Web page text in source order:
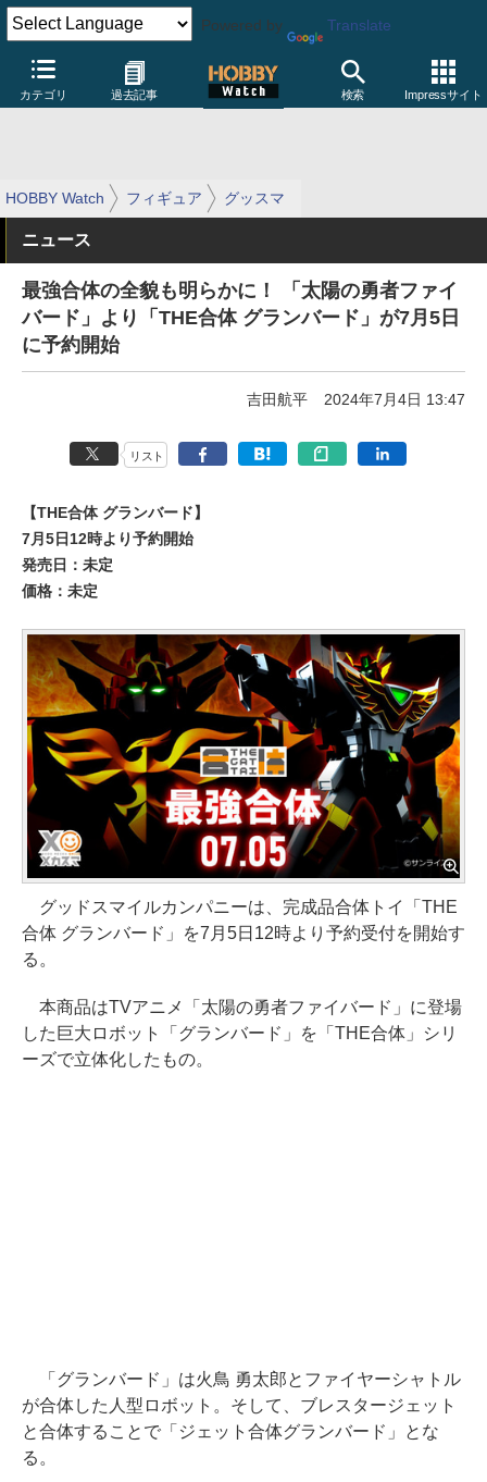
Powered by Translate
カテゴリ 過去記事 検索 Impressサイト
HOBBY Watch フィギュア グッスマ
ニュース
最強合体の全貌も明らかに！ 「太陽の勇者ファイ
バード」より「THE合体 グランバード」が7月5日
に予約開始
吉田航平 2024年7月4日 13:47
リスト
【THE合体 グランバード】
7月5日12時より予約開始
発売日：未定
価格：未定
グッドスマイルカンパニーは、完成品合体トイ「THE
合体 グランバード」を7月5日12時より予約受付を開始す
る。
本商品はTVアニメ「太陽の勇者ファイバード」に登場
した巨大ロボット「グランバード」を「THE合体」シリ
ーズで立体化したもの。
「グランバード」は火鳥 勇太郎とファイヤーシャトル
が合体した人型ロボット。そして、ブレスタージェット
と合体することで「ジェット合体グランバード」とな
る。